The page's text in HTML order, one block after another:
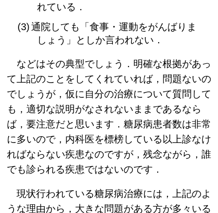
れている．
通院しても「食事・運動をがんばりま
しょう」としか言われない．
などはその典型でしょう．明確な根拠があっ
て上記のことをしてくれていれば，問題ないの
でしょうが，仮に自分の治療について質問して
も，適切な説明がなされないままであるなら
ば，要注意だと思います．糖尿病患者数は非常
に多いので，内科医を標榜している以上診なけ
ればならない疾患なのですが，残念ながら，誰
でも診られる疾患ではないのです．
現状行われている糖尿病治療には，上記のよ
うな理由から，大きな問題がある方が多々いる